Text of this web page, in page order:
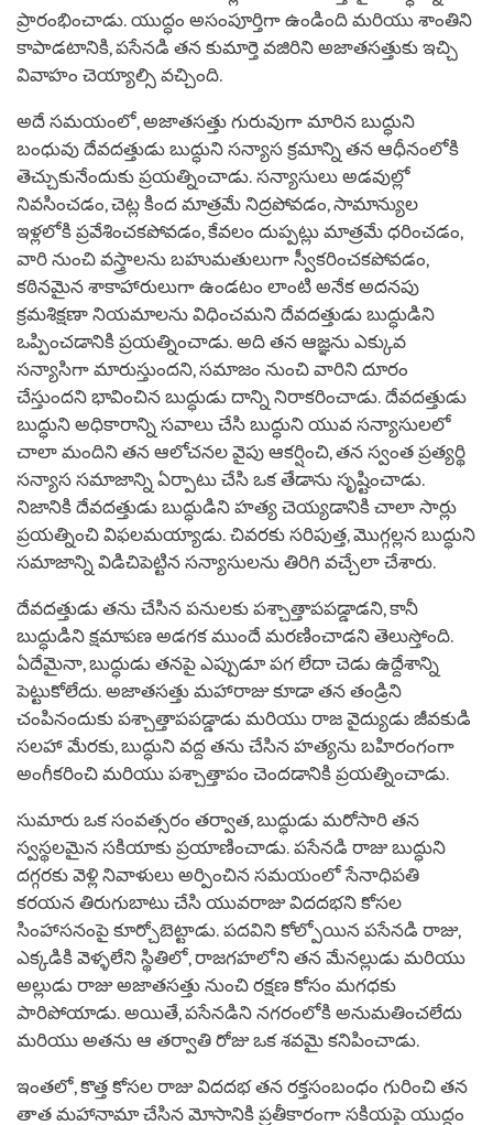
ప్రారంభించాడు. యుద్ధం అసంపూర్తిగా ఉండింది మరియు శాంతిని
కాపాడటానికి, పసేనడి తన కుమార్తె వజిరిని అజాతసత్తుకు ఇచ్చి
వివాహం చెయ్యాల్సి వచ్చింది.
అదే సమయంలో, అజాతసత్తు గురువుగా మారిన బుద్ధుని
బంధువు దేవదత్తుడు బుద్ధుని సన్యాస క్రమాన్ని తన ఆధీనంలోకి
తెచ్చుకునేందుకు ప్రయత్నించాడు. సన్యాసులు అడవుల్లో
నివసించడం, చెట్ల కింద మాత్రమే నిద్రపోవడం, సామాన్యుల
ఇళ్లలోకి ప్రవేశించకపోవడం, కేవలం దుప్పట్లు మాత్రమే ధరించడం,
వారి నుంచి వస్త్రాలను బహుమతులుగా స్వీకరించకపోవడం,
కఠినమైన శాకాహారులుగా ఉండటం లాంటి అనేక అదనపు
క్రమశిక్షణా నియమాలను విధించమని దేవదత్తుడు బుద్ధుడిని
ఒప్పించడానికి ప్రయత్నించాడు. అది తన ఆజ్ఞను ఎక్కువ
సన్యాసిగా మారుస్తుందని, సమాజం నుంచి వారిని దూరం
చేస్తుందని భావించిన బుద్ధుడు దాన్ని నిరాకరించాడు. దేవదత్తుడు
బుద్ధుని అధికారాన్ని సవాలు చేసి బుద్ధుని యువ సన్యాసులలో
చాలా మందిని తన ఆలోచనల వైపు ఆకర్షించి, తన స్వంత ప్రత్యర్థి
సన్యాస సమాజాన్ని ఏర్పాటు చేసి ఒక తేడాను సృష్టించాడు.
నిజానికి దేవదత్తుడు బుద్ధుడిని హత్య చెయ్యడానికి చాలా సార్లు
ప్రయత్నించి విఫలమయ్యాడు. చివరకు సరిపుత్త, మొగ్గల్లన బుద్ధుని
సమాజాన్ని విడిచిపెట్టిన సన్యాసులను తిరిగి వచ్చేలా చేశారు.
దేవదత్తుడు తను చేసిన పనులకు పశ్చాత్తాపపడ్డాడని, కానీ
బుద్ధుడిని క్షమాపణ అడగక ముందే మరణించాడని తెలుస్తోంది.
ఏదేమైనా, బుద్ధుడు తనపై ఎప్పుడూ పగ లేదా చెడు ఉద్దేశాన్ని
పెట్టుకోలేదు. అజాతసత్తు మహారాజు కూడా తన తండ్రిని
చంపినందుకు పశ్చాత్తాపపడ్డాడు మరియు రాజ వైద్యుడు జీవకుడి
సలహా మేరకు, బుద్ధుని వద్ద తను చేసిన హత్యను బహిరంగంగా
అంగీకరించి మరియు పశ్చాత్తాపం చెందడానికి ప్రయత్నించాడు.
సుమారు ఒక సంవత్సరం తర్వాత, బుద్ధుడు మరోసారి తన
స్వస్థలమైన సకియాకు ప్రయాణించాడు. పసేనడి రాజు బుద్ధుని
దగ్గరకు వెళ్లి నివాళులు అర్పించిన సమయంలో సేనాధిపతి
కరయన తిరుగుబాటు చేసి యువరాజు విదదభని కోసల
సింహాసనంపై కూర్చోబెట్టాడు. పదవిని కోల్పోయిన పసేనడి రాజు,
ఎక్కడికి వెళ్ళలేని స్థితిలో, రాజగహలోని తన మేనల్లుడు మరియు
అల్లుడు రాజు అజాతసత్తు నుంచి రక్షణ కోసం మగధకు
పారిపోయాడు. అయితే, పసేనడిని నగరంలోకి అనుమతించలేదు
మరియు అతను ఆ తర్వాతి రోజు ఒక శవమై కనిపించాడు.
ఇంతలో, కొత్త కోసల రాజు విదదభ తన రక్తసంబంధం గురించి తన
తాత మహానామా చేసిన మోసానికి ప్రతీకారంగా సకియపై యుద్ధం